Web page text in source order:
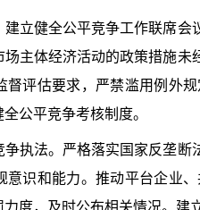
健全公平竞争工作联席会
主体经济活动的政策措施
督评估要求，严禁滥用例外
公平竞争考核制度。
法。严格落实国家反垄断
意识和能力。推动平台企业
度，及时公布相关情况。